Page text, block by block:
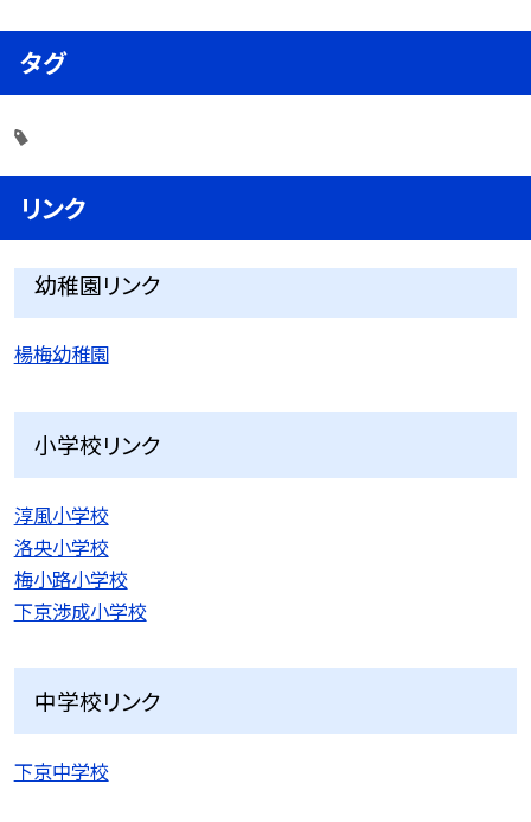
タグ
リンク
幼稚園リンク
楊梅幼稚園
小学校リンク
淳風小学校
洛央小学校
梅小路小学校
下京渉成小学校
中学校リンク
下京中学校